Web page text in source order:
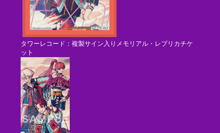
タワーレコード：複製サイン入りメモリアル・レプリカチケ
ット